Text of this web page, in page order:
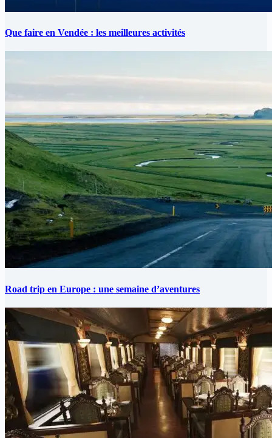
Que faire en Vendée : les meilleures activités
Road trip en Europe : une semaine d’aventures